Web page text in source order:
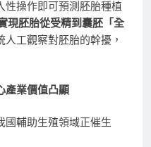
性操作即可預測胚胎種植
現胚胎從受精到囊胚「全
人工觀察對胚胎的幹擾，
產業價值凸顯
國輔助生殖領域正催生